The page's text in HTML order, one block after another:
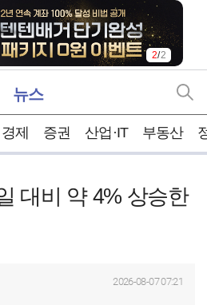
2/2
뉴스
경제 증권 산업·IT 부동산
대비 약 4% 상승한
2026-08-07 07:21